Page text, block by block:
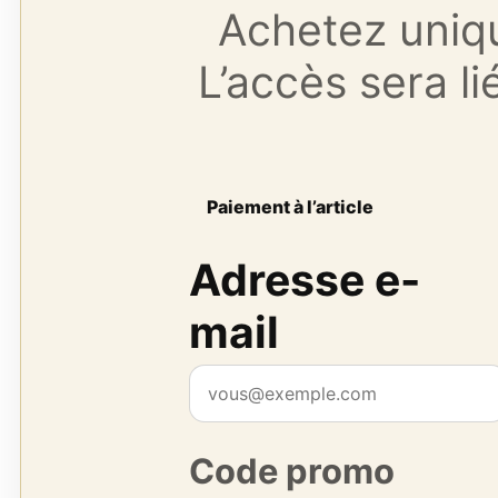
Achetez
L’accès sera
Paiement à l’article
Adresse e-
mail
Code promo